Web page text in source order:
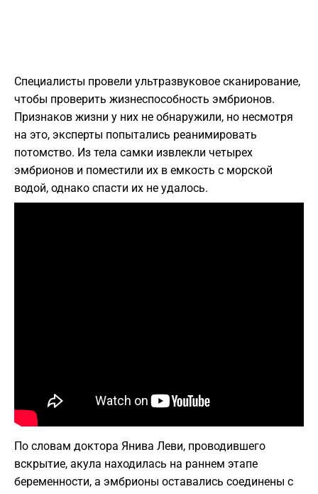
Специалисты провели ультразвуковое сканирование,
чтобы проверить жизнеспособность эмбрионов.
Признаков жизни у них не обнаружили, но несмотря
на это, эксперты попытались реанимировать
потомство. Из тела самки извлекли четырех
эмбрионов и поместили их в емкость с морской
водой, однако спасти их не удалось.
По словам доктора Янива Леви, проводившего
вскрытие, акула находилась на раннем этапе
беременности, а эмбрионы оставались соединены с